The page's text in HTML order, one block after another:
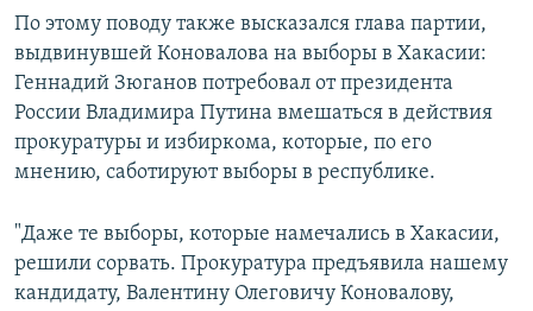
По этому поводу также высказался глава партии,
выдвинувшей Коновалова на выборы в Хакасии:
Геннадий Зюганов потребовал от президента
России Владимира Путина вмешаться в действия
прокуратуры и избиркома, которые, по его
мнению, саботируют выборы в республике.
"Даже те выборы, которые намечались в Хакасии,
решили сорвать. Прокуратура предъявила нашему
кандидату, Валентину Олеговичу Коновалову,